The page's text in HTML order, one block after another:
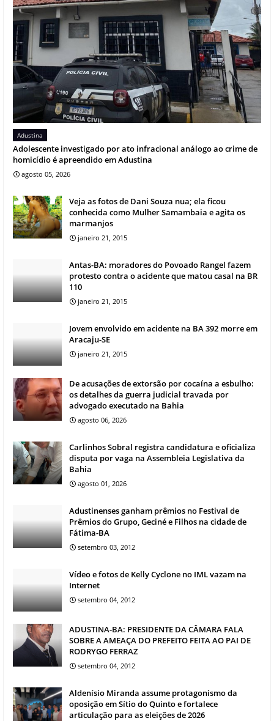
Adustina
Adolescente investigado por ato infracional análogo ao crime de
homicídio é apreendido em Adustina
agosto 05, 2026
Veja as fotos de Dani Souza nua; ela ficou
conhecida como Mulher Samambaia e agita os
marmanjos
janeiro 21, 2015
Antas-BA: moradores do Povoado Rangel fazem
protesto contra o acidente que matou casal na BR
110
janeiro 21, 2015
Jovem envolvido em acidente na BA 392 morre em
Aracaju-SE
janeiro 21, 2015
De acusações de extorsão por cocaína a esbulho:
os detalhes da guerra judicial travada por
advogado executado na Bahia
agosto 06, 2026
Carlinhos Sobral registra candidatura e oficializa
disputa por vaga na Assembleia Legislativa da
Bahia
agosto 01, 2026
Adustinenses ganham prêmios no Festival de
Prêmios do Grupo, Geciné e Filhos na cidade de
Fátima-BA
setembro 03, 2012
Vídeo e fotos de Kelly Cyclone no IML vazam na
Internet
setembro 04, 2012
ADUSTINA-BA: PRESIDENTE DA CÂMARA FALA
SOBRE A AMEAÇA DO PREFEITO FEITA AO PAI DE
RODRYGO FERRAZ
setembro 04, 2012
Aldenísio Miranda assume protagonismo da
oposição em Sítio do Quinto e fortalece
articulação para as eleições de 2026